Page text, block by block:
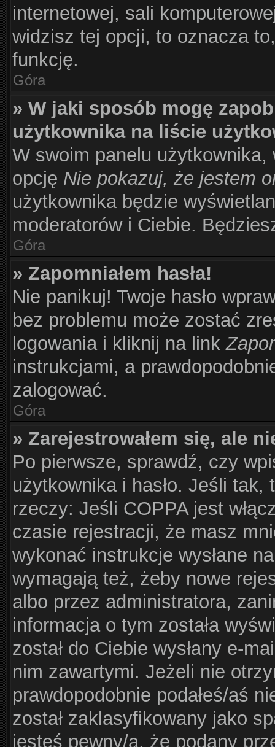
internetowej, sali
widzisz tej opcji, to oznacza
funkcję.
Góra
» W jaki sposób mogę
użytkownika na liście
W swoim panelu użytkownika,
opcję Nie pokazuj, że jestem
użytkownika będzie
moderatorów i Ciebie.
Góra
» Zapomniałem hasła!
Nie panikuj! Twoje hasło
bez problemu może zostać
logowania i kliknij na link
instrukcjami, a
zalogować.
Góra
» Zarejestrowałem się, ale
Po pierwsze, sprawdź, czy
użytkownika i hasło. Jeśli tak,
rzeczy: Jeśli COPPA jest
czasie rejestracji, że masz
wykonać instrukcje wysłane
wymagają też, żeby nowe
albo przez administratora,
informacja o tym została
został do Ciebie wysłany e-
nim zawartymi. Jeżeli nie
prawdopodobnie podałeś/aś
został zaklasyfikowany jako
jesteś pewny/a, że podany